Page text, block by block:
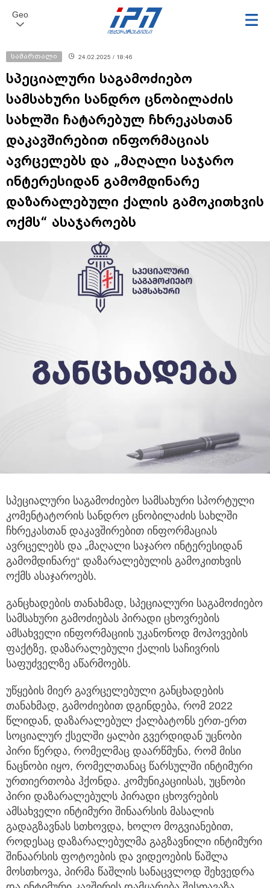
Geo
სამართალი 24.02.2025 / 18:46
სპეციალური საგამოძიებო
სამსახური სანდრო ცნობილაძის
სახლში ჩატარებულ ჩხრეკასთან
დაკავშირებით ინფორმაციას
ავრცელებს და „მაღალი საჯარო
ინტერესიდან გამომდინარე
დაზარალებული ქალის გამოკითხვის
ოქმს“ ასაჯაროებს
სპეციალური საგამოძიებო სამსახური სპორტული
კომენტატორის სანდრო ცნობილაძის სახლში
ჩხრეკასთან დაკავშირებით ინფორმაციას
ავრცელებს და „მაღალი საჯარო ინტერესიდან
გამომდინარე“ დაზარალებულის გამოკითხვის
ოქმს ასაჯაროებს.
განცხადების თანახმად, სპეციალური საგამოძიებო
სამსახური გამოძიებას პირადი ცხოვრების
ამსახველი ინფორმაციის უკანონოდ მოპოვების
ფაქტზე, დაზარალებული ქალის საჩივრის
საფუძველზე აწარმოებს.
უწყების მიერ გავრცელებული განცხადების
თანახმად, გამოძიებით დგინდება, რომ 2022
წლიდან, დაზარალებულ ქალბატონს ერთ-ერთ
სოციალურ ქსელში ყალბი გვერდიდან უცნობი
პირი წერდა, რომელმაც დაარწმუნა, რომ მისი
ნაცნობი იყო, რომელთანაც წარსულში ინტიმური
ურთიერთობა ჰქონდა. კომუნიკაციისას, უცნობი
პირი დაზარალებულს პირადი ცხოვრების
ამსახველი ინტიმური შინაარსის მასალის
გადაგზავნას სთხოვდა, ხოლო მოგვიანებით,
როდესაც დაზარალებულმა გაგზავნილი ინტიმური
შინაარსის ფოტოების და ვიდეოების წაშლა
მოსთხოვა, პირმა წაშლის სანაცვლოდ შეხვედრა